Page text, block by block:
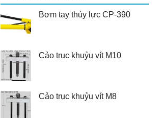
Bơm tay thủy lực CP-390
Cảo trục khuỷu vít M10
Cảo trục khuỷu vít M8